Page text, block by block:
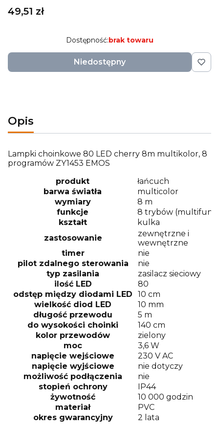
Cena
49,51 zł
Dostępność:brak towaru
Niedostępny
Opis
Lampki choinkowe 80 LED cherry 8m multikolor, 8
programów ZY1453 EMOS
produkt
łańcuch
barwa światła
multicolor
wymiary
8 m
funkcje
8 trybów
kształt
kulka
zastosowanie
zewnętrzne i
wewnętrzne
timer
nie
pilot zdalnego sterowania
nie
typ zasilania
zasilacz sieciowy
ilość LED
80
odstęp między diodami LED
10 cm
wielkość diod LED
10 mm
długość przewodu
5 m
do wysokości choinki
140 cm
kolor przewodów
zielony
moc
3,6 W
napięcie wejściowe
230 V AC
napięcie wyjściowe
nie dotyczy
możliwość podłączenia
nie
stopień ochrony
IP44
żywotność
10 000 godzin
materiał
PVC
okres gwarancyjny
2 lata